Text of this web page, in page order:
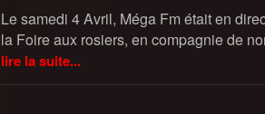
Le samedi 4 Avril, Méga Fm était en
la Foire aux rosiers, en compagnie de
lire la suite...